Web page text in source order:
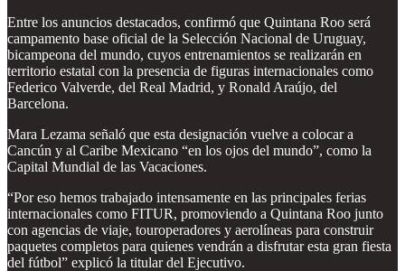
Entre los anuncios destacados, confirmó que Quintana Roo será
campamento base oficial de la Selección Nacional de Uruguay,
bicampeona del mundo, cuyos entrenamientos se realizarán en
territorio estatal con la presencia de figuras internacionales como
Federico Valverde, del Real Madrid, y Ronald Araújo, del
Barcelona.
Mara Lezama señaló que esta designación vuelve a colocar a
Cancún y al Caribe Mexicano “en los ojos del mundo”, como la
Capital Mundial de las Vacaciones.
“Por eso hemos trabajado intensamente en las principales ferias
internacionales como FITUR, promoviendo a Quintana Roo junto
con agencias de viaje, touroperadores y aerolíneas para construir
paquetes completos para quienes vendrán a disfrutar esta gran fiesta
del fútbol” explicó la titular del Ejecutivo.